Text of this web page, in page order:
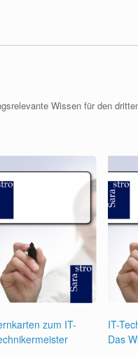
Wissen für den
zum IT-
IT-
Das